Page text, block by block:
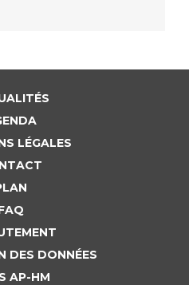
LÉGALES
DES DONNÉES
AP-HM